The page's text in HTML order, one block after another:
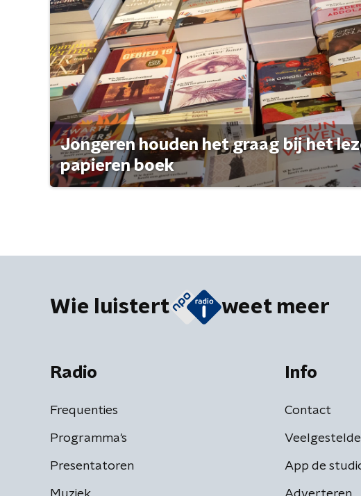
Jongeren houden het graag bij het
papieren boek
Wie luistert weet meer
Radio
Frequenties
Programma's
Presentatoren
Info
Contact
App de